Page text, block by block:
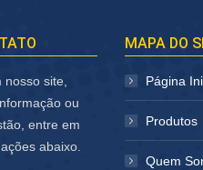
nosso site,
ou
entre em
abaixo.
MAPA DO
Página
Produtos
Quem